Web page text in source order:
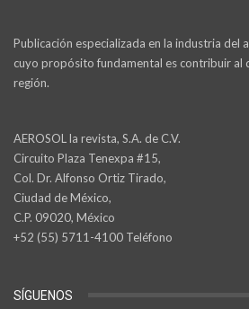
Publicación especializada en la industria del
cuyo propósito fundamental es contribuir al
región.
AEROSOL la revista, S.A. de C.V.
Circuito Plaza Tenexpa #15,
Col. Dr. Alfonso Ortiz Tirado,
Ciudad de México,
C.P. 09020, México
+52 (55) 5711-4100 Teléfono
SÍGUENOS